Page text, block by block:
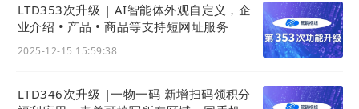
LTD353次升级 | AI智能体外观自定义，企
业介绍 • 产品 • 商品等支持短网址服务
2025-12-15 15:59:38
LTD346次升级 |一物一码 新增扫码领积分